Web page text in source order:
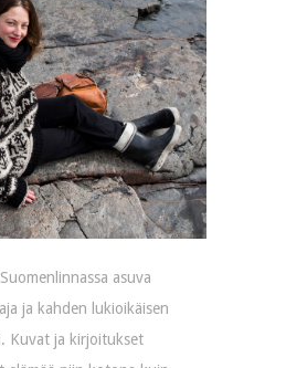
asuva
ja kahden lukioikäisen
Kuvat ja kirjoitukset